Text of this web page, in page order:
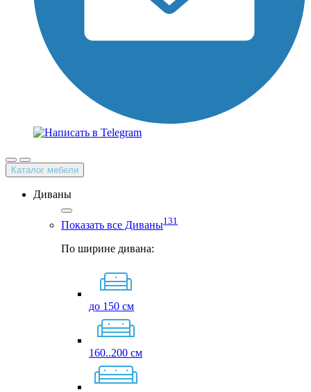
Каталог мебели
Диваны
Показать все Диваны131
По ширине дивана:
до 150 см
160..200 см